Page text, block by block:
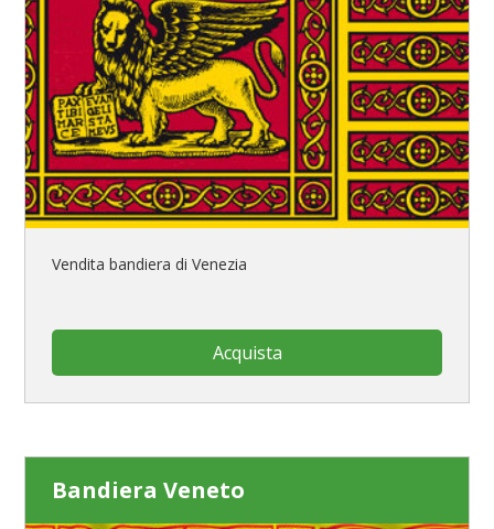
Vendita bandiera di Venezia
Acquista
Bandiera Veneto